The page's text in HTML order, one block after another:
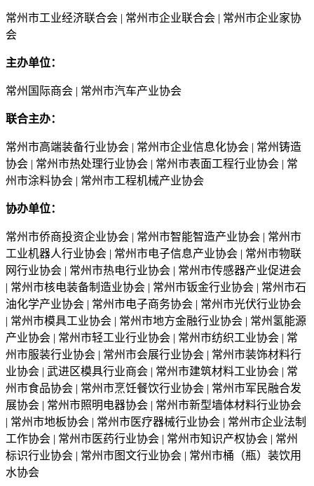
常州市工业经济联合会 | 常州市企业联合会 | 常州市企业家协
会
主办单位：
常州国际商会 | 常州市汽车产业协会
联合主办：
常州市高端装备行业协会 | 常州市企业信息化协会 | 常州铸造
协会 | 常州市热处理行业协会 | 常州市表面工程行业协会 | 常
州市涂料协会 | 常州市工程机械产业协会
协办单位：
常州市侨商投资企业协会 | 常州市智能智造产业协会 | 常州市
工业机器人行业协会 | 常州市电子信息产业协会 | 常州市物联
网行业协会 | 常州市热电行业协会 | 常州市传感器产业促进会
| 常州市核电装备制造业协会 | 常州市钣金行业协会 | 常州市石
油化学产业协会 | 常州市电子商务协会 | 常州市光伏行业协会
| 常州市模具工业协会 | 常州市地方金融行业协会 | 常州氢能源
产业协会 | 常州市轻工业行业协会 | 常州市纺织工业协会 | 常
州市服装行业协会 | 常州市会展行业协会 | 常州市装饰材料行
业协会 | 武进区模具行业商会 | 常州市建筑材料工业协会 | 常
州市食品协会 | 常州市烹饪餐饮行业协会 | 常州市军民融合发
展协会 | 常州市照明电器协会 | 常州市新型墙体材料行业协会
| 常州市地板协会 | 常州市医疗器械行业协会 | 常州市企业法制
工作协会 | 常州市医药行业协会 | 常州市知识产权协会 | 常州
标识行业协会 | 常州市图文行业协会 | 常州市桶（瓶）装饮用
水协会